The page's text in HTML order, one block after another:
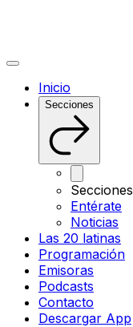
Inicio
Secciones
Secciones
Entérate
Noticias
Las 20 latinas
Programación
Emisoras
Podcasts
Contacto
Descargar App